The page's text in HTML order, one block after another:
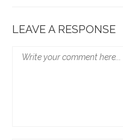
LEAVE A RESPONSE